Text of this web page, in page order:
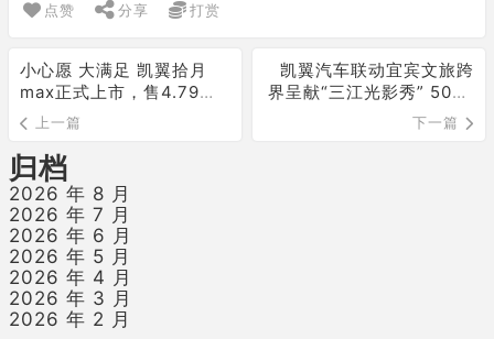
点赞 分享 打赏
小心愿 大满足 凯翼拾月
max正式上市，售4.79万
起限时享至高万元超级礼
包
上一篇
凯翼汽车联动宜宾文旅跨
界呈献“三江光影秀” 5000
架无人机燃动五一假期
下一篇
归档
2026 年 8 月
2026 年 7 月
2026 年 6 月
2026 年 5 月
2026 年 4 月
2026 年 3 月
2026 年 2 月